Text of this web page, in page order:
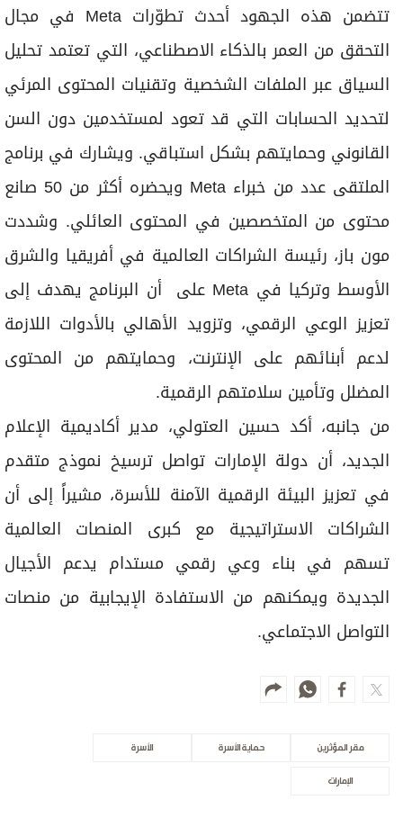
تتضمن هذه الجهود أحدث تطوّرات Meta في مجال
التحقق من العمر بالذكاء الاصطناعي، التي تعتمد تحليل
السياق عبر الملفات الشخصية وتقنيات المحتوى المرئي
لتحديد الحسابات التي قد تعود لمستخدمين دون السن
القانوني وحمايتهم بشكل استباقي. ويشارك في برنامج
الملتقى عدد من خبراء Meta ويحضره أكثر من 50 صانع
محتوى من المتخصصين في المحتوى العائلي. وشددت
مون باز، رئيسة الشراكات العالمية في أفريقيا والشرق
الأوسط وتركيا في Meta على أن البرنامج يهدف إلى
تعزيز الوعي الرقمي، وتزويد الأهالي بالأدوات اللازمة
لدعم أبنائهم على الإنترنت، وحمايتهم من المحتوى
المضلل وتأمين سلامتهم الرقمية.
من جانبه، أكد حسين العتولي، مدير أكاديمية الإعلام
الجديد، أن دولة الإمارات تواصل ترسيخ نموذج متقدم
في تعزيز البيئة الرقمية الآمنة للأسرة، مشيراً إلى أن
الشراكات الاستراتيجية مع كبرى المنصات العالمية
تسهم في بناء وعي رقمي مستدام يدعم الأجيال
الجديدة ويمكنهم من الاستفادة الإيجابية من منصات
التواصل الاجتماعي.
مقر المؤثرين حماية الأسرة الأسرة
الإمارات